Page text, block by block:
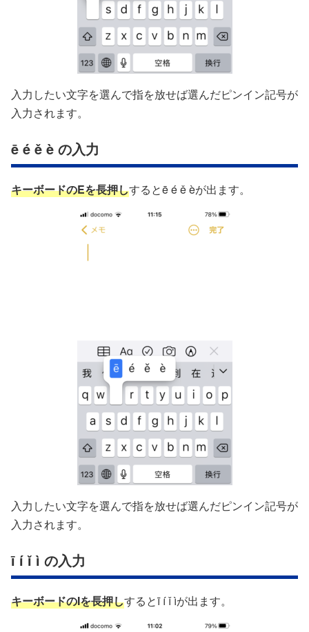
入力したい文字を選んで指を放せば選んだピンイン記号が
入力されます。
ē é ě è の入力
キーボードのEを長押しするとē é ě èが出ます。
入力したい文字を選んで指を放せば選んだピンイン記号が
入力されます。
ī í ǐ ì の入力
キーボードのIを長押しするとī í ǐ ìが出ます。